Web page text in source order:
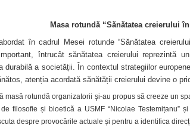
Masa rotundă “Sănătatea creierului
în cadrul Mesei rotunde “Sănătatea
întrucât sănătatea creierului reprezintă
durabilă a societății. În contextul strategiilor
atenția acordată sănătății creierului devine o
masă rotundă organizatorii şi-au propus să creeze un
filosofie și bioetică a USMF “Nicolae Testemițanu”
despre provocările actuale și pentru a identifica